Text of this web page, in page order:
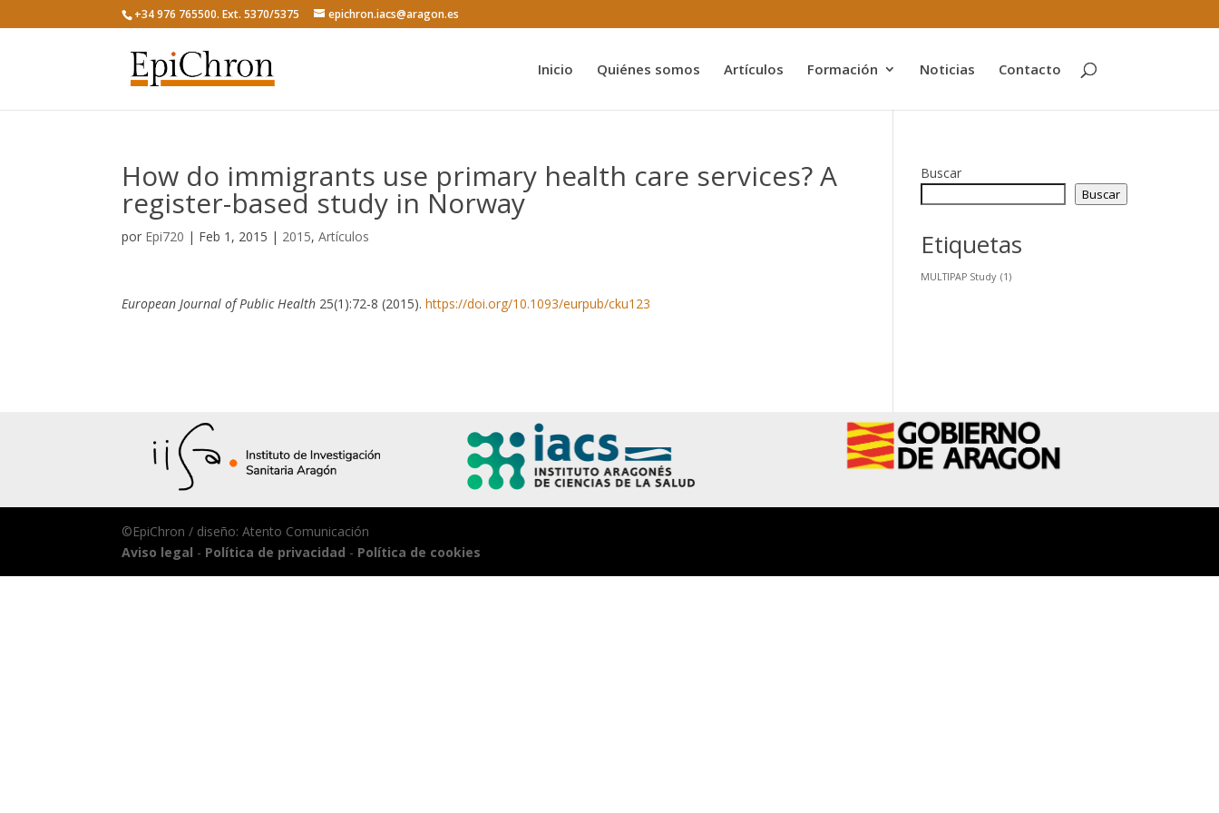
+34 976 765500. Ext. 5370/5375 epichron.iacs@aragon.es
Inicio Quiénes somos Artículos Formación Noticias Contacto
How do immigrants use primary health care services? A
register-based study in Norway
por Epi720 | Feb 1, 2015 | 2015,Artículos
European Journal of Public Health 25(1):72-8 (2015).https://doi.org/10.1093/eurpub/cku123
Buscar
Buscar
Etiquetas
MULTIPAP Study (1)
©EpiChron / diseño: Atento Comunicación
Aviso legal - Política de privacidad - Política de cookies